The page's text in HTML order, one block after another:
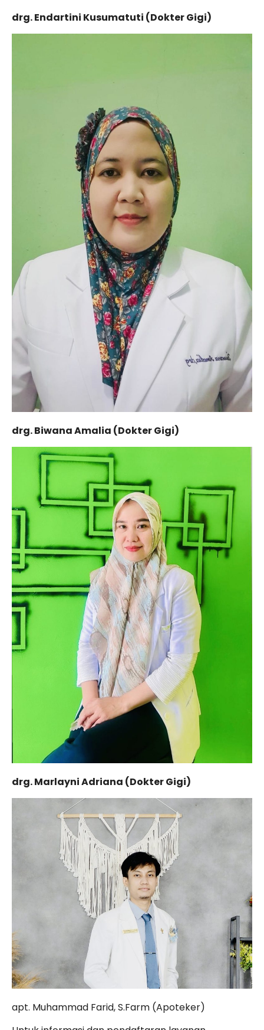
drg. Endartini Kusumatuti (Dokter Gigi)
drg. Biwana Amalia (Dokter Gigi)
drg. Marlayni Adriana (Dokter Gigi)
apt. Muhammad Farid, S.Farm (Apoteker)